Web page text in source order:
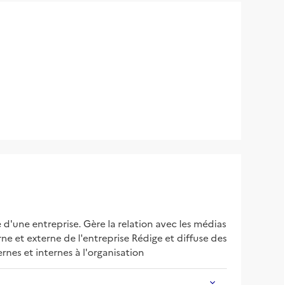
entreprise. Gère la relation avec les médias
et externe de l'entreprise Rédige et diffuse des
et internes à l'organisation